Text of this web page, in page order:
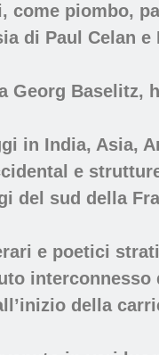
come piombo,
di Paul Celan
Georg Baselitz,
in India, Asia,
e
del sud della
e poetici
della